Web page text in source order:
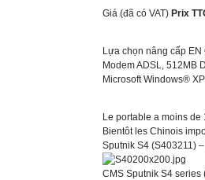
Giá (đã có VAT) Prix
Lựa chọn nâng cấp EN
Modem ADSL, 512MB
Microsoft Windows®
Le portable a moins de
Bientôt les Chinois
Sputnik S4 (S403211)
CMS Sputnik S4